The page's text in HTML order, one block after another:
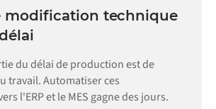
modification technique
du délai de production est de
travail. Automatiser ces
l'ERP et le MES gagne des jours.